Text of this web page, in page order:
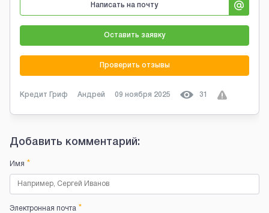
Написать на почту
Оставить заявку
Проверить отзывы
Кредит Гриф Андрей 09 ноября 2025 31
Добавить комментарий:
Имя *
Электронная почта *